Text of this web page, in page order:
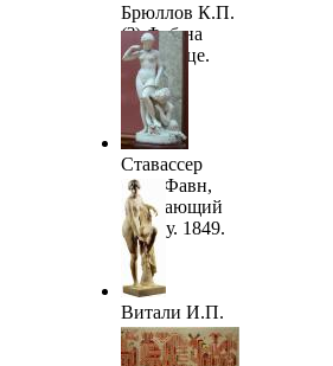
Брюллов К.П.
(?) Феб на
колеснице.
1846 (?)
Ставассер
П.А. Фавн,
разувающий
нимфу. 1849.
ГРМ
Витали И.П.
Венера. 1852.
ГРМ